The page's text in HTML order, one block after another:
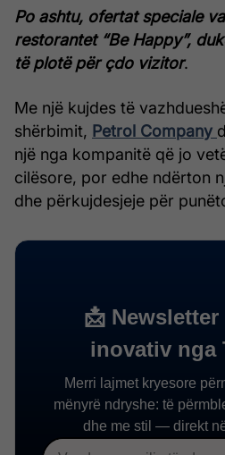
Po ashtu, ofertat speciale
restorantet “Be Happy”,
të plotë për çdo vizitor.
Me një kujdes të
shërbimit, Petrol Company
një nga kompanitë që jo
cilësore, por edhe ndërton
dhe përkujdesjeje për